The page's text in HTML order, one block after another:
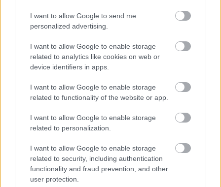
I want to allow Google to send me
personalized advertising.
I want to allow Google to enable storage
related to analytics like cookies on web or
device identifiers in apps.
I want to allow Google to enable storage
related to functionality of the website or app.
I want to allow Google to enable storage
related to personalization.
I want to allow Google to enable storage
related to security, including authentication
functionality and fraud prevention, and other
user protection.
Kövesd a Glamour cikkeit a
Feliratkozom